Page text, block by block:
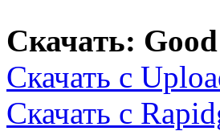
Скачать:
Скачать с
Скачать с